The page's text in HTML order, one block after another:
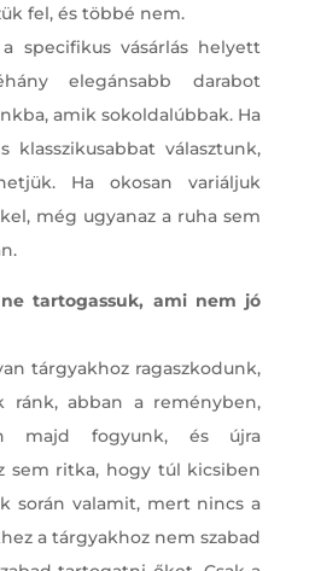
fel, és többé nem.
specifikus vásárlás helyett
elegánsabb darabot
amik sokoldalúbbak. Ha
klasszikusabbat választunk,
Ha okosan variáljuk
még ugyanaz a ruha sem
tartogassuk, ami nem jó
tárgyakhoz ragaszkodunk,
abban a reményben,
majd fogyunk, és újra
sem ritka, hogy túl kicsiben
során valamit, mert nincs a
a tárgyakhoz nem szabad